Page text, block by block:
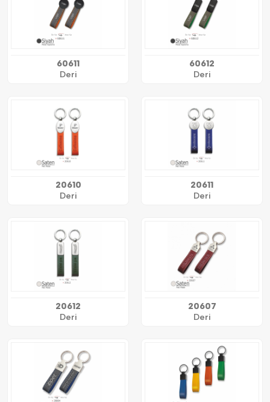
60611
Deri
60612
Deri
20610
Deri
20611
Deri
20612
Deri
20607
Deri